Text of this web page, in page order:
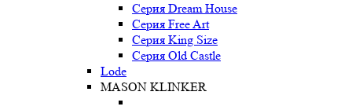
Серия Dream House
Серия Free Art
Серия King Size
Серия Old Castle
Lode
MASON KLINKER